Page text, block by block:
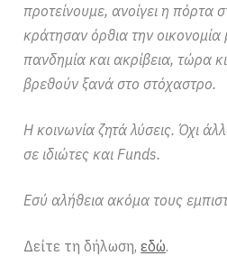
προτείνουμε, ανοίγει η πόρτα
κράτησαν όρθια την
πανδημία και ακρίβεια, τώρα
βρεθούν ξανά στο στόχαστρο.
Η κοινωνία ζητά λύσεις. Όχι
σε ιδιώτες και Funds.
Εσύ αλήθεια ακόμα τους
Δείτε τη δήλωση,εδώ.